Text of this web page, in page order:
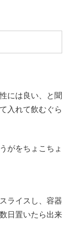
には良い、と聞
入れて飲むぐら
がをちょこちょ
ライスし、容器
日置いたら出来